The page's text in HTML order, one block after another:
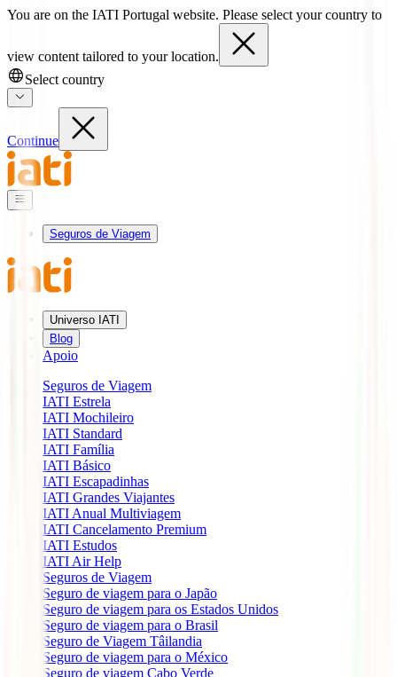
You are on the IATI Portugal website. Please select your country to
view content tailored to your location.
Select country
Continue
Seguros de Viagem
Universo IATI
Blog
Apoio
Seguros de Viagem
IATI Estrela
IATI Mochileiro
IATI Standard
IATI Família
IATI Básico
IATI Escapadinhas
IATI Grandes Viajantes
IATI Anual Multiviagem
IATI Cancelamento Premium
IATI Estudos
IATI Air Help
Seguros de Viagem
Seguro de viagem para o Japão
Seguro de viagem para os Estados Unidos
Seguro de viagem para o Brasil
Seguro de Viagem Tâilandia
Seguro de viagem para o México
Seguro de viagem Cabo Verde